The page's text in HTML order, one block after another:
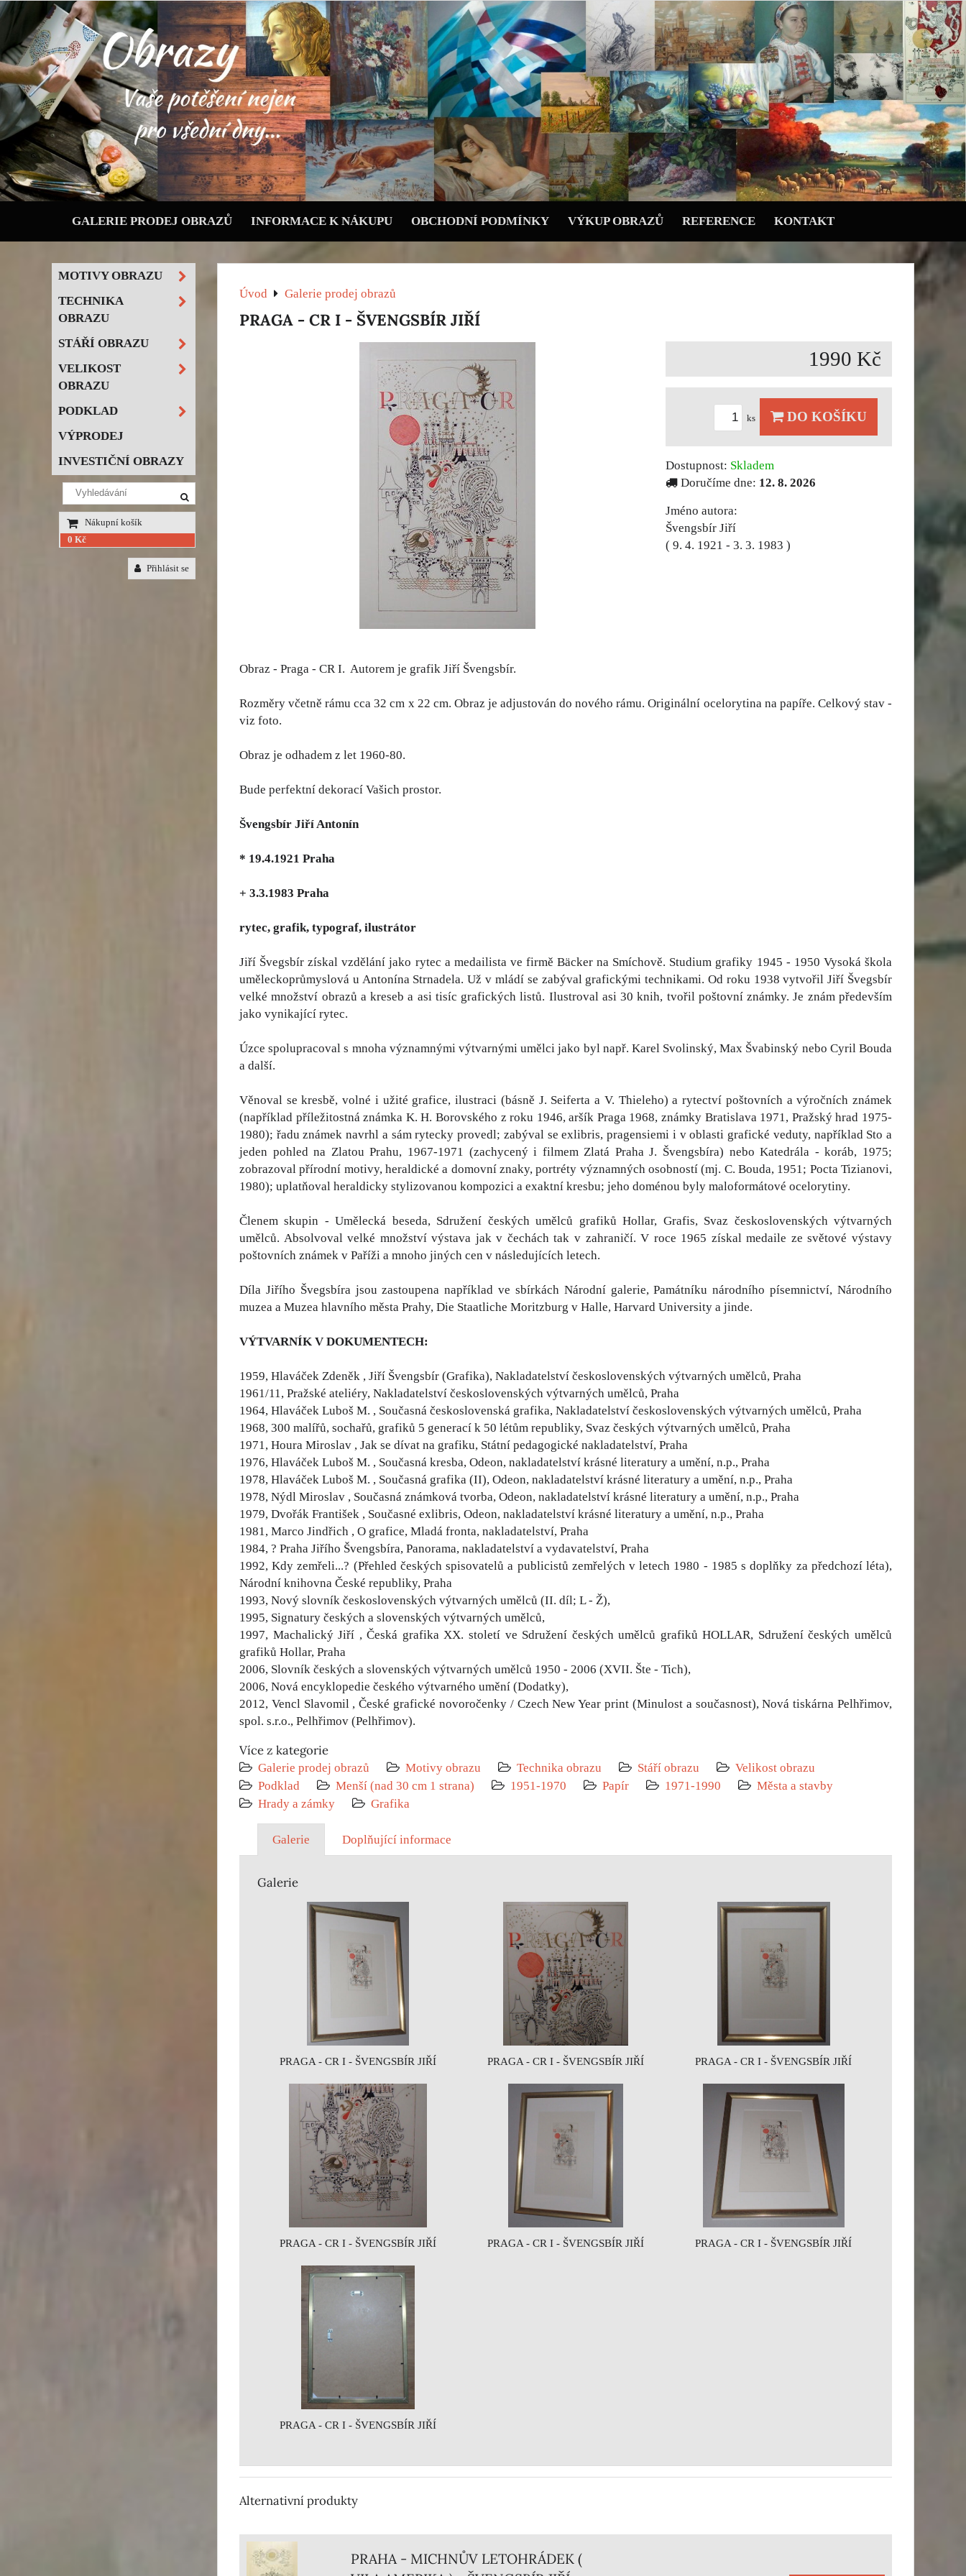
GALERIE PRODEJ OBRAZŮ INFORMACE K NÁKUPU OBCHODNÍ PODMÍNKY VÝKUP OBRAZŮ REFERENCE KONTAKT
Úvod Galerie prodej obrazů
PRAGA - CR I - ŠVENGSBÍR JIŘÍ
1990 Kč
ks DO KOŠÍKU
Dostupnost: Skladem
Doručíme dne: 12. 8. 2026
Jméno autora:
Švengsbír Jiří
( 9. 4. 1921 - 3. 3. 1983 )
Obraz - Praga - CR I. Autorem je grafik Jiří Švengsbír.
Rozměry včetně rámu cca 32 cm x 22 cm. Obraz je adjustován do nového rámu. Originální ocelorytina na papíře. Celkový stav -
viz foto.
Obraz je odhadem z let 1960-80.
Bude perfektní dekorací Vašich prostor.
Švengsbír Jiří Antonín
* 19.4.1921 Praha
+ 3.3.1983 Praha
rytec, grafik, typograf, ilustrátor
Jiří Švegsbír získal vzdělání jako rytec a medailista ve firmě Bäcker na Smíchově. Studium grafiky 1945 - 1950 Vysoká škola
uměleckoprůmyslová u Antonína Strnadela. Už v mládí se zabýval grafickými technikami. Od roku 1938 vytvořil Jiří Švegsbír
velké množství obrazů a kreseb a asi tisíc grafických listů. Ilustroval asi 30 knih, tvořil poštovní známky. Je znám především
jako vynikající rytec.
Úzce spolupracoval s mnoha významnými výtvarnými umělci jako byl např. Karel Svolinský, Max Švabinský nebo Cyril Bouda
a další.
Věnoval se kresbě, volné i užité grafice, ilustraci (básně J. Seiferta a V. Thieleho) a rytectví poštovních a výročních známek
(například příležitostná známka K. H. Borovského z roku 1946, aršík Praga 1968, známky Bratislava 1971, Pražský hrad 1975-
1980); řadu známek navrhl a sám rytecky provedl; zabýval se exlibris, pragensiemi i v oblasti grafické veduty, například Sto a
jeden pohled na Zlatou Prahu, 1967-1971 (zachycený i filmem Zlatá Praha J. Švengsbíra) nebo Katedrála - koráb, 1975;
zobrazoval přírodní motivy, heraldické a domovní znaky, portréty významných osobností (mj. C. Bouda, 1951; Pocta Tizianovi,
1980); uplatňoval heraldicky stylizovanou kompozici a exaktní kresbu; jeho doménou byly maloformátové ocelorytiny.
Členem skupin - Umělecká beseda, Sdružení českých umělců grafiků Hollar, Grafis, Svaz československých výtvarných
umělců. Absolvoval velké množství výstava jak v čechách tak v zahraničí. V roce 1965 získal medaile ze světové výstavy
poštovních známek v Paříži a mnoho jiných cen v následujících letech.
Díla Jiřího Švegsbíra jsou zastoupena například ve sbírkách Národní galerie, Památníku národního písemnictví, Národního
muzea a Muzea hlavního města Prahy, Die Staatliche Moritzburg v Halle, Harvard University a jinde.
VÝTVARNÍK V DOKUMENTECH:
1959, Hlaváček Zdeněk , Jiří Švengsbír (Grafika), Nakladatelství československých výtvarných umělců, Praha
1961/11, Pražské ateliéry, Nakladatelství československých výtvarných umělců, Praha
1964, Hlaváček Luboš M. , Současná československá grafika, Nakladatelství československých výtvarných umělců, Praha
1968, 300 malířů, sochařů, grafiků 5 generací k 50 létům republiky, Svaz českých výtvarných umělců, Praha
1971, Houra Miroslav , Jak se dívat na grafiku, Státní pedagogické nakladatelství, Praha
1976, Hlaváček Luboš M. , Současná kresba, Odeon, nakladatelství krásné literatury a umění, n.p., Praha
1978, Hlaváček Luboš M. , Současná grafika (II), Odeon, nakladatelství krásné literatury a umění, n.p., Praha
1978, Nýdl Miroslav , Současná známková tvorba, Odeon, nakladatelství krásné literatury a umění, n.p., Praha
1979, Dvořák František , Současné exlibris, Odeon, nakladatelství krásné literatury a umění, n.p., Praha
1981, Marco Jindřich , O grafice, Mladá fronta, nakladatelství, Praha
1984, ? Praha Jiřího Švengsbíra, Panorama, nakladatelství a vydavatelství, Praha
1992, Kdy zemřeli...? (Přehled českých spisovatelů a publicistů zemřelých v letech 1980 - 1985 s doplňky za předchozí léta),
Národní knihovna České republiky, Praha
1993, Nový slovník československých výtvarných umělců (II. díl; L - Ž),
1995, Signatury českých a slovenských výtvarných umělců,
1997, Machalický Jiří , Česká grafika XX. století ve Sdružení českých umělců grafiků HOLLAR, Sdružení českých umělců
grafiků Hollar, Praha
2006, Slovník českých a slovenských výtvarných umělců 1950 - 2006 (XVII. Šte - Tich),
2006, Nová encyklopedie českého výtvarného umění (Dodatky),
2012, Vencl Slavomil , České grafické novoročenky / Czech New Year print (Minulost a současnost), Nová tiskárna Pelhřimov,
spol. s.r.o., Pelhřimov (Pelhřimov).
Více z kategorie
Galerie prodej obrazů Motivy obrazu Technika obrazu Stáří obrazu
Velikost obrazu
Podklad
Menší (nad 30 cm 1 strana) 1951-1970 Papír 1971-1990
Města a stavby
Hrady a zámky
Grafika
Galerie Doplňující informace
Galerie
PRAGA - CR I - ŠVENGSBÍR JIŘÍ PRAGA - CR I - ŠVENGSBÍR JIŘÍ PRAGA - CR I - ŠVENGSBÍR JIŘÍ
PRAGA - CR I - ŠVENGSBÍR JIŘÍ PRAGA - CR I - ŠVENGSBÍR JIŘÍ PRAGA - CR I - ŠVENGSBÍR JIŘÍ
PRAGA - CR I - ŠVENGSBÍR JIŘÍ
Alternativní produkty
PRAHA - MICHNŮV LETOHRÁDEK (
MOTIVY OBRAZU
TECHNIKA
OBRAZU
STÁŘÍ OBRAZU
VELIKOST
OBRAZU
PODKLAD
VÝPRODEJ
INVESTIČNÍ OBRAZY
Nákupní košík
0 Kč
Přihlásit se